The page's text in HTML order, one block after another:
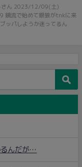
相性っていいのか？
さん 2023/12/09(土)
鏡流で始めて銀狼がtnkに来
ッパしようか迷ってるん
るんだが…